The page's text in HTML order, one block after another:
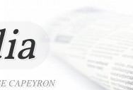
CAPEYRON